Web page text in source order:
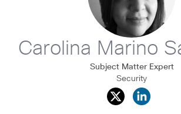
Carolina Marino
Subject Matter Expert
Security